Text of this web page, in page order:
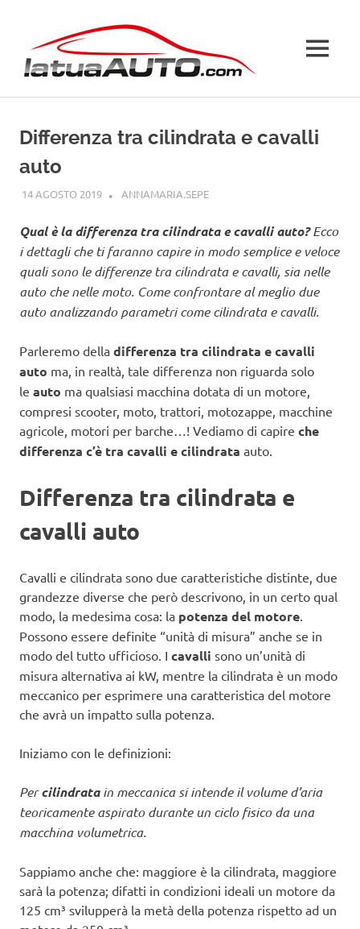
contenuto
MENU
Differenza tra cilindrata e cavalli
auto
14 AGOSTO 2019 ANNAMARIA.SEPECURIOSITÀ AUTO
Qual è la differenza tra cilindrata e cavalli auto?Ecco
i dettagli che ti faranno capire in modo semplice e veloce
quali sono le differenze tra cilindrata e cavalli, sia nelle
auto che nelle moto. Come confrontare al meglio due
auto analizzando parametri come cilindrata e cavalli.
Parleremo della differenza tra cilindrata e cavalli
auto ma, in realtà, tale differenza non riguarda solo
le auto ma qualsiasi macchina dotata di un motore,
compresi scooter, moto, trattori, motozappe, macchine
agricole, motori per barche…! Vediamo di capire che
differenza c’è tra cavalli e cilindrata auto.
Differenza tra cilindrata e
cavalli auto
Cavalli e cilindrata sono due caratteristiche distinte, due
grandezze diverse che però descrivono, in un certo qual
modo, la medesima cosa: la potenza del motore.
Possono essere definite “unità di misura” anche se in
modo del tutto ufficioso. I cavalli sono un’unità di
misura alternativa ai kW, mentre la cilindrata è un modo
meccanico per esprimere una caratteristica del motore
che avrà un impatto sulla potenza.
Iniziamo con le definizioni:
Percilindratain meccanica si intende il volume d’aria
teoricamente aspirato durante un ciclo fisico da una
macchina volumetrica.
Sappiamo anche che: maggiore è la cilindrata, maggiore
sarà la potenza; difatti in condizioni ideali un motore da
125 cm³ svilupperà la metà della potenza rispetto ad un